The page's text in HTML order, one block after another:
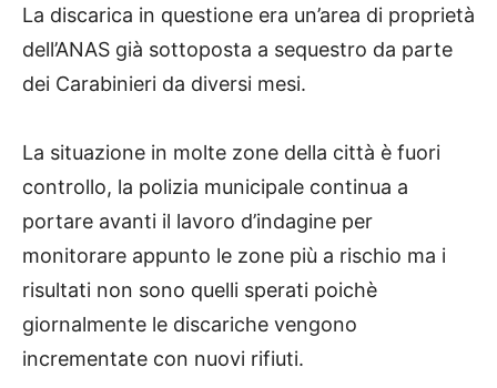
La discarica in questione era un’area di proprietà
dell’ANAS già sottoposta a sequestro da parte
dei Carabinieri da diversi mesi.
La situazione in molte zone della città è fuori
controllo, la polizia municipale continua a
portare avanti il lavoro d’indagine per
monitorare appunto le zone più a rischio ma i
risultati non sono quelli sperati poichè
giornalmente le discariche vengono
incrementate con nuovi rifiuti.